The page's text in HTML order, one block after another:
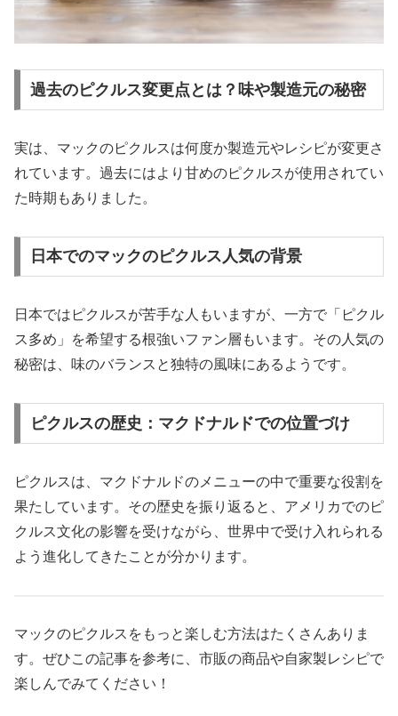
過去のピクルス変更点とは？味や製造元の秘密
実は、マックのピクルスは何度か製造元やレシピが変更さ
れています。過去にはより甘めのピクルスが使用されてい
た時期もありました。
日本でのマックのピクルス人気の背景
日本ではピクルスが苦手な人もいますが、一方で「ピクル
ス多め」を希望する根強いファン層もいます。その人気の
秘密は、味のバランスと独特の風味にあるようです。
ピクルスの歴史：マクドナルドでの位置づけ
ピクルスは、マクドナルドのメニューの中で重要な役割を
果たしています。その歴史を振り返ると、アメリカでのピ
クルス文化の影響を受けながら、世界中で受け入れられる
よう進化してきたことが分かります。
マックのピクルスをもっと楽しむ方法はたくさんありま
す。ぜひこの記事を参考に、市販の商品や自家製レシピで
楽しんでみてください！